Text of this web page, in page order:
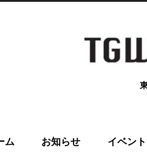
ム お知らせ イベント